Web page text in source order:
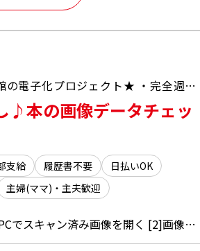
＼毎年人気のもくもく期間限定ワーク♪／ ・大規模図書館の電子化プロジェクト★ ・完全週休二日制＆残業なしでタイパ抜群！
♪本の画像データチェッ
支給 履歴書不要
日払いOK
主婦(ママ)・主夫歓迎
図書館の本・雑誌の画像データのチェック [1]PCでスキャン済み画像を開く [2]画像にズレやスキャンミスがないかチェック！ ★[1][2]の繰り返し＆シンプルな作業！ 社員さんが近くにいるので不明点も確認しやすい環境で安心◎ 若手～主婦（夫）、ミドル層まで幅広く活躍中！ PC基本操作ができればOKです♪